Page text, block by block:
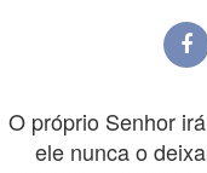
O próprio Senhor
ele nunca o